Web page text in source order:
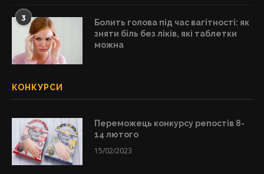
3
Болить голова під час вагітності: як
зняти біль без ліків, які таблетки
можна
КОНКУРСИ
Переможець конкурсу репостів 8-
14 лютого
15/02/2023